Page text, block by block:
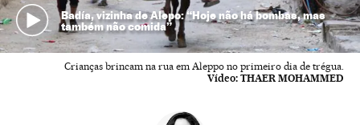
Badía, vizinha de Alepo: “Hoje não há bombas, mas
também não comida”
Crianças brincam na rua em Aleppo no primeiro dia de trégua.
Vídeo: THAER MOHAMMED